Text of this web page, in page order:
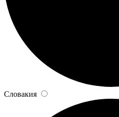
Словакия